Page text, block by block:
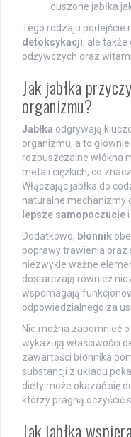
duszone jabłka
Tego rodzaju podejście
detoksykacji, ale także
odżywczych oraz
Jak jabłka
organizmu?
Jabłka odgrywają
organizmu, a to
rozpuszczalne włókna
metali ciężkich, co
Włączając jabłka do
naturalne mechanizmy
lepsze samopoczucie i
Dodatkowo, błonnik
poprawy trawienia
niezwykle ważne
dostarczają również
wspomagają
odpowiedzialnego za
Nie można zapomnieć o
wykazują właściwości
zawartości błonnika
substancji z układu
diety może okazać się
którzy pragną oczyścić
Jak jabłka